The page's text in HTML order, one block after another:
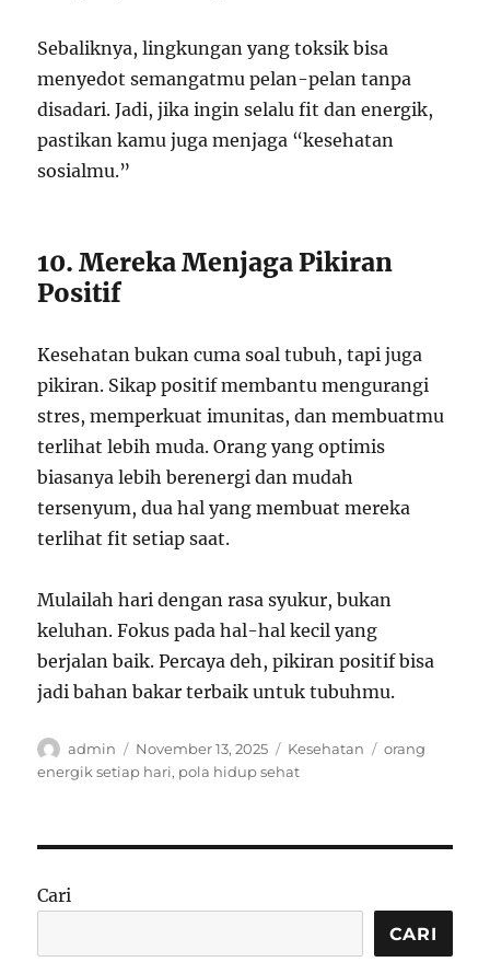
Sebaliknya, lingkungan yang toksik bisa
menyedot semangatmu pelan-pelan tanpa
disadari. Jadi, jika ingin selalu fit dan energik,
pastikan kamu juga menjaga “kesehatan
sosialmu.”
10. Mereka Menjaga Pikiran
Positif
Kesehatan bukan cuma soal tubuh, tapi juga
pikiran. Sikap positif membantu mengurangi
stres, memperkuat imunitas, dan membuatmu
terlihat lebih muda. Orang yang optimis
biasanya lebih berenergi dan mudah
tersenyum, dua hal yang membuat mereka
terlihat fit setiap saat.
Mulailah hari dengan rasa syukur, bukan
keluhan. Fokus pada hal-hal kecil yang
berjalan baik. Percaya deh, pikiran positif bisa
jadi bahan bakar terbaik untuk tubuhmu.
Author
admin
Posted
on
November 13, 2025 Categories
Kesehatan Tags
orang
energik setiap hari, pola hidup sehat
Cari
CARI